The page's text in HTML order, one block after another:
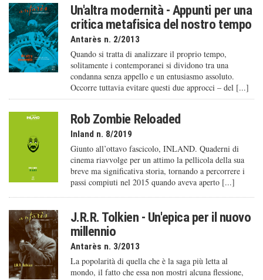
Un'altra modernità - Appunti per una
critica metafisica del nostro tempo
Antarès n. 2/2013
Quando si tratta di analizzare il proprio tempo,
solitamente i contemporanei si dividono tra una
condanna senza appello e un entusiasmo assoluto.
Occorre tuttavia evitare questi due approcci – del [...]
Rob Zombie Reloaded
Inland n. 8/2019
Giunto all’ottavo fascicolo, INLAND. Quaderni di
cinema riavvolge per un attimo la pellicola della sua
breve ma significativa storia, tornando a percorrere i
passi compiuti nel 2015 quando aveva aperto [...]
J.R.R. Tolkien - Un'epica per il nuovo
millennio
Antarès n. 3/2013
La popolarità di quella che è la saga più letta al
mondo, il fatto che essa non mostri alcuna flessione,